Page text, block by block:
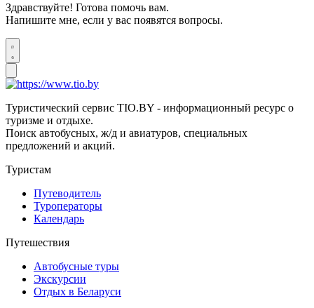
Здравствуйте! Готова помочь вам.
Напишите мне, если у вас появятся вопросы.
Туристический сервис TIO.BY - информационный ресурс о
туризме и отдыхе.
Поиск автобусных, ж/д и авиатуров, специальных
предложений и акций.
Туристам
Путеводитель
Туроператоры
Календарь
Путешествия
Автобусные туры
Экскурсии
Отдых в Беларуси